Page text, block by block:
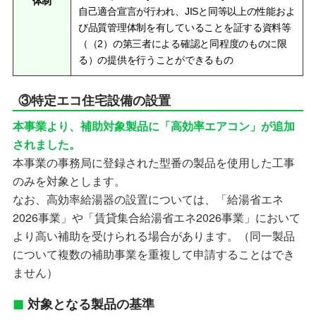
自己適合宣言が行われ、JISと同等以上の性能およ
び品質管理体制を有していることを証する資料等
（（2）の第三者による確認と同程度のものに限
る）の提供を行うことができるもの
③特定エコ住宅設備の設置
本事業より、補助対象製品に「高効率エアコン」が追加
されました。
本事業の事務局に登録された型番の製品を使用した工事
のみを対象とします。
なお、高効率給湯器の設置については、「給湯省エネ
2026事業」や「賃貸集合給湯省エネ2026事業」において
より高い補助を受けられる場合があります。（同一製品
について複数の補助事業を重複して申請することはでき
ません）
対象となる製品の基準